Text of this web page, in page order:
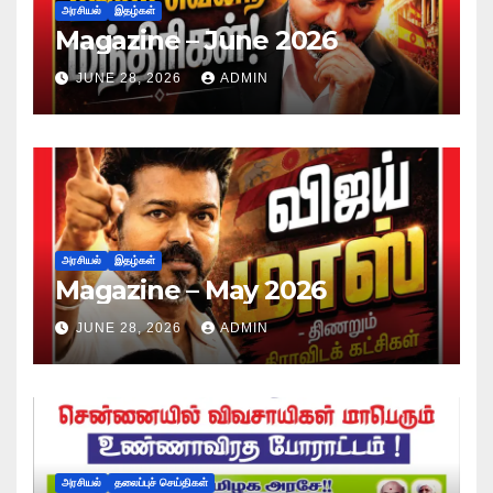
அரசியல் இதழ்கள்
Magazine – June 2026
JUNE 28, 2026 ADMIN
அரசியல் இதழ்கள்
Magazine – May 2026
JUNE 28, 2026 ADMIN
அரசியல் தலைப்புச் செய்திகள்